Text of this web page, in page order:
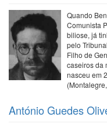
Quando
Comunista
biliose, já
pelo
Filho de
caseiros da
nasceu em
António Guedes